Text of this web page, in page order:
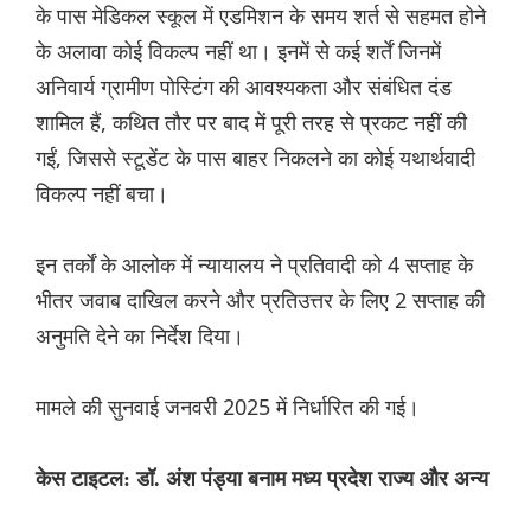
के पास मेडिकल स्कूल में एडमिशन के समय शर्त से सहमत होने
के अलावा कोई विकल्प नहीं था। इनमें से कई शर्तें जिनमें
अनिवार्य ग्रामीण पोस्टिंग की आवश्यकता और संबंधित दंड
शामिल हैं, कथित तौर पर बाद में पूरी तरह से प्रकट नहीं की
गईं, जिससे स्टूडेंट के पास बाहर निकलने का कोई यथार्थवादी
विकल्प नहीं बचा।
इन तर्कों के आलोक में न्यायालय ने प्रतिवादी को 4 सप्ताह के
भीतर जवाब दाखिल करने और प्रतिउत्तर के लिए 2 सप्ताह की
अनुमति देने का निर्देश दिया।
मामले की सुनवाई जनवरी 2025 में निर्धारित की गई।
केस टाइटल: डॉ. अंश पंड्या बनाम मध्य प्रदेश राज्य और अन्य